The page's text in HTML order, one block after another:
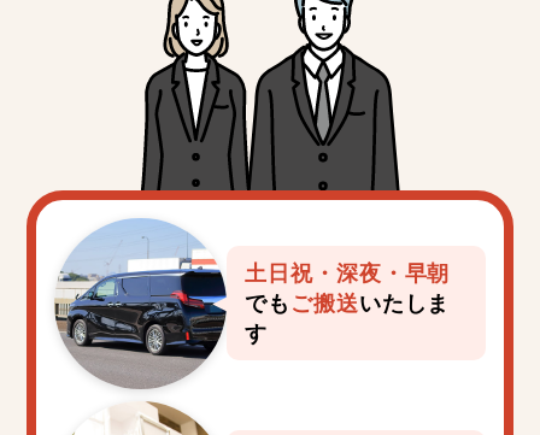
松伏町
美里町
土日祝・深夜・早朝
でもご搬送いたしま
す